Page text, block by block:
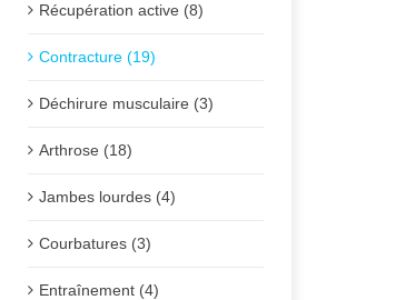
Récupération active (8)
Contracture (19)
Déchirure musculaire (3)
Arthrose (18)
Jambes lourdes (4)
Courbatures (3)
Entraînement (4)